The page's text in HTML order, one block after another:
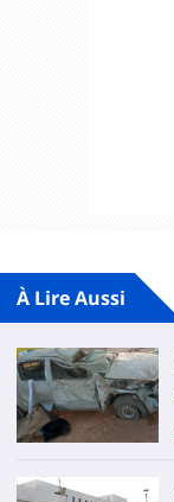
À Lire Aussi